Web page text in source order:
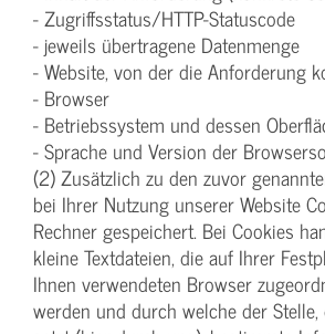
- Zugriffsstatus/HTTP-Statuscode
- jeweils übertragene Datenmenge
- Website, von der die Anforderung
- Browser
- Betriebssystem und dessen
- Sprache und Version der
(2) Zusätzlich zu den zuvor
bei Ihrer Nutzung unserer Website
Rechner gespeichert. Bei Cookies
kleine Textdateien, die auf Ihrer
Ihnen verwendeten Browser
werden und durch welche der